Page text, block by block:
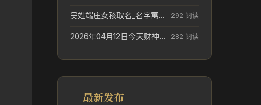
吴姓端庄女孩取名_名字寓意参考 292 阅读
2026年04月12日今天财神在哪个吉位_财神方位参考 282 阅读
最新发布